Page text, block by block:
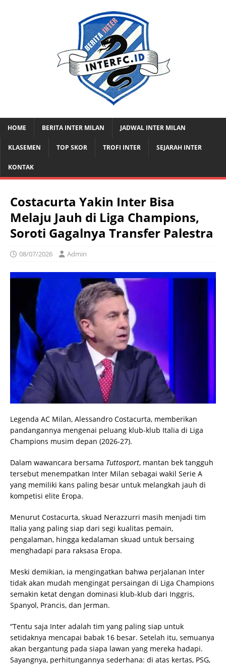
HOME BERITA INTER MILAN JADWAL INTER MILAN
KLASEMEN TOP SKOR TROFI INTER SEJARAH INTER
KONTAK
Costacurta Yakin Inter Bisa
Melaju Jauh di Liga Champions,
Soroti Gagalnya Transfer Palestra
08/07/2026 Admin
Legenda AC Milan, Alessandro Costacurta, memberikan
pandangannya mengenai peluang klub-klub Italia di Liga
Champions musim depan (2026-27).
Dalam wawancara bersama Tuttosport, mantan bek tangguh
tersebut menempatkan Inter Milan sebagai wakil Serie A
yang memiliki kans paling besar untuk melangkah jauh di
kompetisi elite Eropa.
Menurut Costacurta, skuad Nerazzurri masih menjadi tim
Italia yang paling siap dari segi kualitas pemain,
pengalaman, hingga kedalaman skuad untuk bersaing
menghadapi para raksasa Eropa.
Meski demikian, ia mengingatkan bahwa perjalanan Inter
tidak akan mudah mengingat persaingan di Liga Champions
semakin ketat dengan dominasi klub-klub dari Inggris,
Spanyol, Prancis, dan Jerman.
“Tentu saja Inter adalah tim yang paling siap untuk
setidaknya mencapai babak 16 besar. Setelah itu, semuanya
akan bergantung pada siapa lawan yang mereka hadapi.
Sayangnya, perhitungannya sederhana: di atas kertas, PSG,